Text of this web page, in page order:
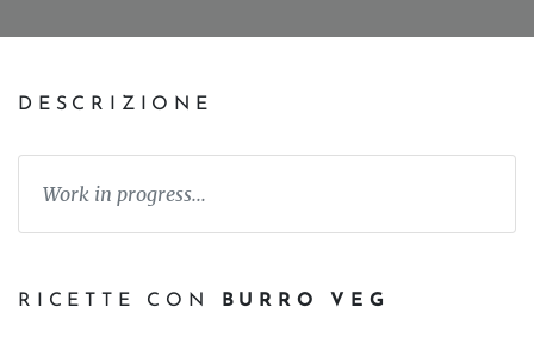
DESCRIZIONE
Work in progress...
RICETTE CON BURRO VEG